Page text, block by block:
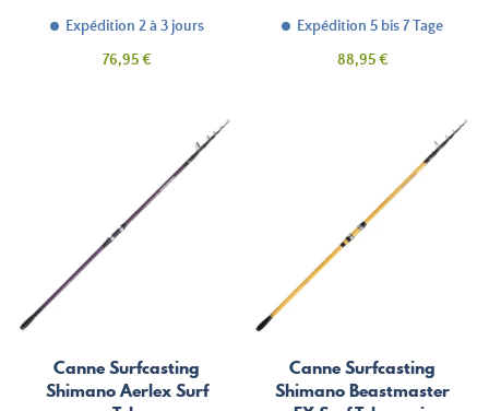
Expédition 2 à 3 jours
Prix
76,95 €
Expédition 5 bis 7 Tage
Prix
88,95 €
Canne Surfcasting
Shimano Aerlex Surf
Canne Surfcasting
Shimano Beastmaster